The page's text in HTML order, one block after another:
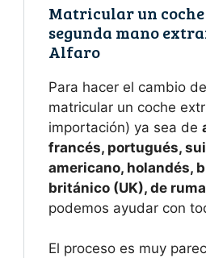
Matricular un coche
segunda mano
Alfaro
Para hacer el cambio
matricular un coche
importación) ya sea de
francés, portugués,
americano, holandés,
británico (UK), de
podemos ayudar con
El proceso es muy